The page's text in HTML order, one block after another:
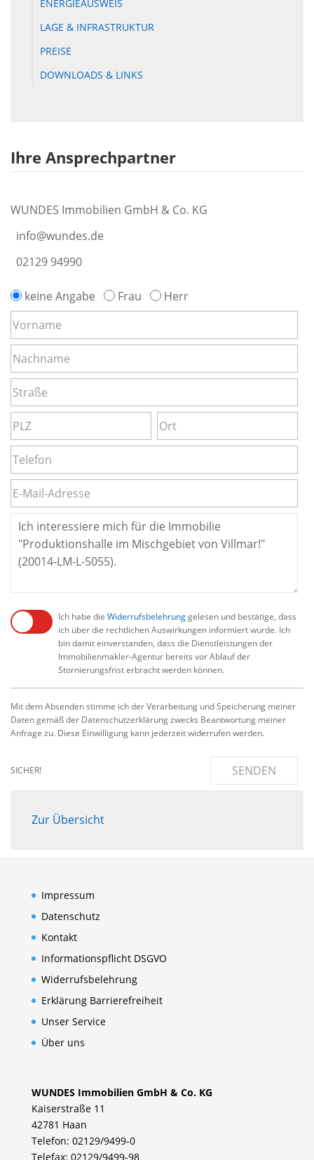
ENERGIEAUSWEIS
LAGE & INFRASTRUKTUR
PREISE
DOWNLOADS & LINKS
Ihre Ansprechpartner
WUNDES Immobilien GmbH & Co. KG
info@wundes.de
02129 94990
keine Angabe Frau Herr
Ich habe die Widerrufsbelehrunggelesen und bestätige, dass
ich über die rechtlichen Auswirkungen informiert wurde. Ich
bin damit einverstanden, dass die Dienstleistungen der
Immobilienmakler-Agentur bereits vor Ablauf der
Stornierungsfrist erbracht werden können.
Mit dem Absenden stimme ich der Verarbeitung und Speicherung meiner
Daten gemäß der Datenschutzerklärung zwecks Beantwortung meiner
Anfrage zu. Diese Einwilligung kann jederzeit widerrufen werden.
SICHER! SENDEN
Zur Übersicht
Impressum
Datenschutz
Kontakt
Informationspflicht DSGVO
Widerrufsbelehrung
Erklärung Barrierefreiheit
Unser Service
Über uns
WUNDES Immobilien GmbH & Co. KG
Kaiserstraße 11
42781 Haan
Telefon: 02129/9499-0
Telefax: 02129/9499-98